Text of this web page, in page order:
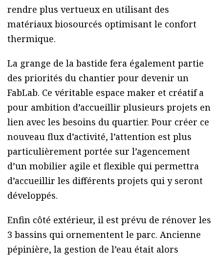
rendre plus vertueux en utilisant des
matériaux biosourcés optimisant le confort
thermique.
La grange de la bastide fera également partie
des priorités du chantier pour devenir un
FabLab. Ce véritable espace maker et créatif a
pour ambition d’accueillir plusieurs projets en
lien avec les besoins du quartier. Pour créer ce
nouveau flux d’activité, l’attention est plus
particulièrement portée sur l’agencement
d’un mobilier agile et flexible qui permettra
d’accueillir les différents projets qui y seront
développés.
Enfin côté extérieur, il est prévu de rénover les
3 bassins qui ornementent le parc. Ancienne
pépinière, la gestion de l’eau était alors